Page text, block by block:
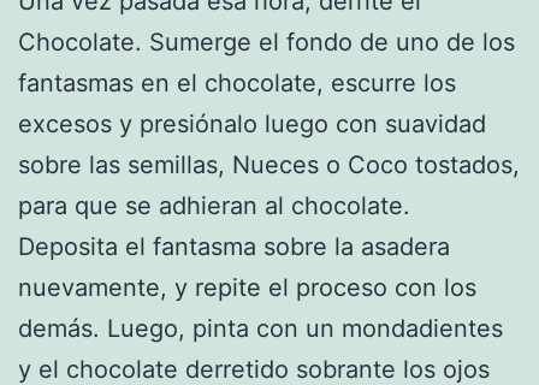
Chocolate. Sumerge el fondo de uno de los
fantasmas en el chocolate, escurre los
excesos y presiónalo luego con suavidad
sobre las semillas, Nueces o Coco tostados,
para que se adhieran al chocolate.
Deposita el fantasma sobre la asadera
nuevamente, y repite el proceso con los
demás. Luego, pinta con un mondadientes
y el chocolate derretido sobrante los ojos